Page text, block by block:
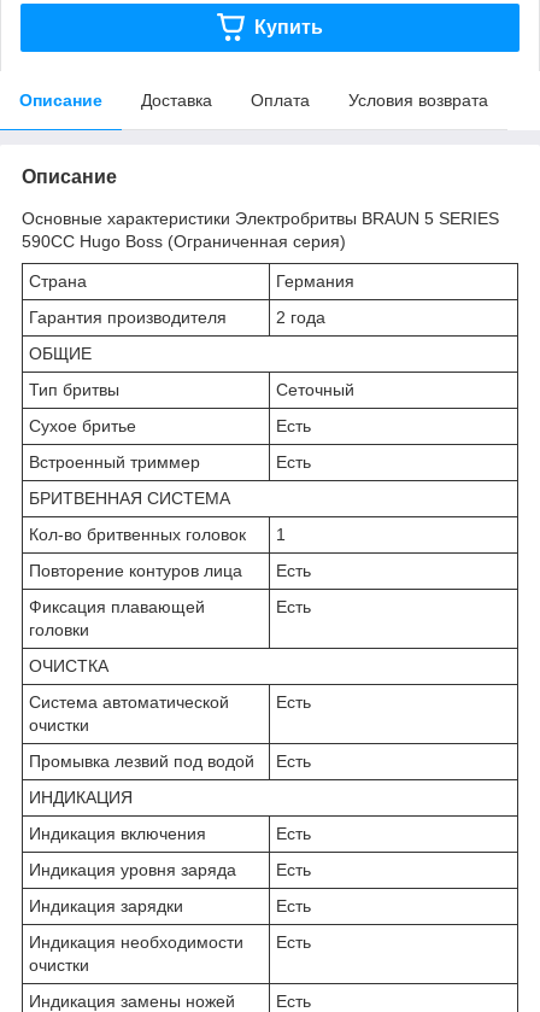
Купить
Описание Доставка Оплата Условия возврата
Описание
Основные характеристики Электробритвы BRAUN 5 SERIES
590CC Hugo Boss (Ограниченная серия)
Страна
Германия
Гарантия производителя
2 года
ОБЩИЕ
Тип бритвы
Сеточный
Сухое бритье
Есть
Встроенный триммер
Есть
БРИТВЕННАЯ СИСТЕМА
Кол-во бритвенных головок
1
Повторение контуров лица
Есть
Фиксация плавающей
головки
Есть
ОЧИСТКА
Система автоматической
очистки
Есть
Промывка лезвий под водой
Есть
ИНДИКАЦИЯ
Индикация включения
Есть
Индикация уровня заряда
Есть
Индикация зарядки
Есть
Индикация необходимости
очистки
Есть
Индикация замены ножей
Есть